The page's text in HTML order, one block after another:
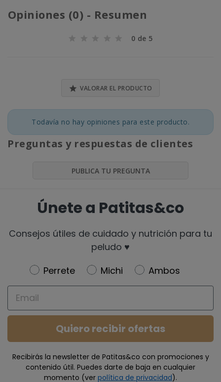
Opiniones (0) - Resumen
0 de 5
 VALORAR EL PRODUCTO
Todavía no hay opiniones para este producto.
Preguntas y respuestas de clientes
PUBLICA TU PREGUNTA
Únete a Patitas&co
Consejos útiles de cuidado y nutrición para tu
peludo ♥️
Newsletter
Perrete Michi
Ambos
Email
Quiero recibir ofertas
Recibirás la newsletter de Patitas&co con promociones y
contenido útil. Puedes darte de baja en cualquier
momento (ver política de privacidad).